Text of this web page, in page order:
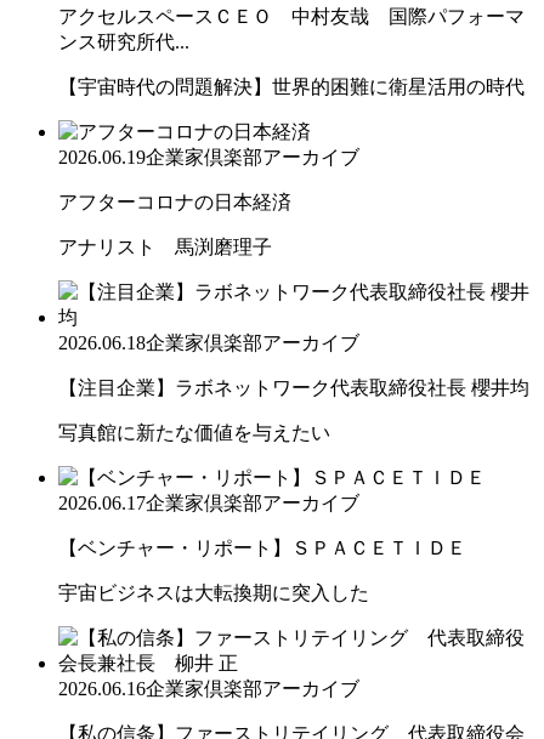
アクセルスペースＣＥＯ 中村友哉 国際パフォーマ
ンス研究所代...
【宇宙時代の問題解決】世界的困難に衛星活用の時代
2026.06.19企業家倶楽部アーカイブ
アフターコロナの日本経済
アナリスト 馬渕磨理子
2026.06.18企業家倶楽部アーカイブ
【注目企業】ラボネットワーク代表取締役社長 櫻井均
写真館に新たな価値を与えたい
2026.06.17企業家倶楽部アーカイブ
【ベンチャー・リポート】ＳＰＡＣＥＴＩＤＥ
宇宙ビジネスは大転換期に突入した
2026.06.16企業家倶楽部アーカイブ
【私の信条】ファーストリテイリング 代表取締役会